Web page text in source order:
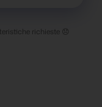
richieste 😞